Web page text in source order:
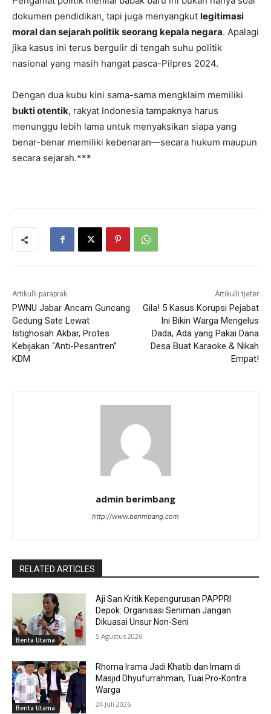
dokumen pendidikan, tapi juga menyangkut legitimasi
moral dan sejarah politik seorang kepala negara. Apalagi
jika kasus ini terus bergulir di tengah suhu politik
nasional yang masih hangat pasca-Pilpres 2024.
Dengan dua kubu kini sama-sama mengklaim memiliki
bukti otentik, rakyat Indonesia tampaknya harus
menunggu lebih lama untuk menyaksikan siapa yang
benar-benar memiliki kebenaran—secara hukum maupun
secara sejarah.***
Artikulli paraprak
PWNU Jabar Ancam Guncang
Gedung Sate Lewat
Istighosah Akbar, Protes
Kebijakan “Anti-Pesantren”
KDM
Artikulli tjetër
Gila! 5 Kasus Korupsi Pejabat
Ini Bikin Warga Mengelus
Dada, Ada yang Pakai Dana
Desa Buat Karaoke & Nikah
Empat!
admin berimbang
http://www.berimbang.com
RELATED ARTICLES
Berita Utama
Aji San Kritik Kepengurusan PAPPRI
Depok: Organisasi Seniman Jangan
Dikuasai Unsur Non-Seni
5 Agustus 2026
Berita Utama
Rhoma Irama Jadi Khatib dan Imam di
Masjid Dhyufurrahman, Tuai Pro-Kontra
Warga
24 Juli 2026